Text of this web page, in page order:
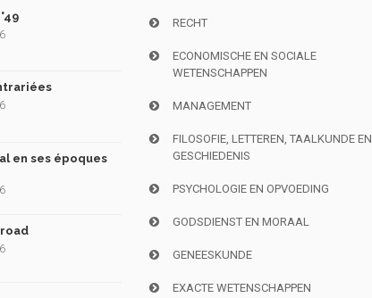
en ses époques
RECHT
ECONOMISCHE EN SOCIALE
WETENSCHAPPEN
MANAGEMENT
FILOSOFIE, LETTEREN, TAALKUNDE EN
GESCHIEDENIS
PSYCHOLOGIE EN OPVOEDING
GODSDIENST EN MORAAL
GENEESKUNDE
EXACTE WETENSCHAPPEN